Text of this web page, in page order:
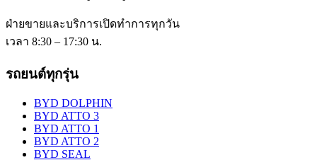
ฝ่ายขายและบริการเปิดทำการทุกวัน
เวลา 8:30 – 17:30 น.
รถยนต์ทุกรุ่น
BYD DOLPHIN
BYD ATTO 3
BYD ATTO 1
BYD ATTO 2
BYD SEAL